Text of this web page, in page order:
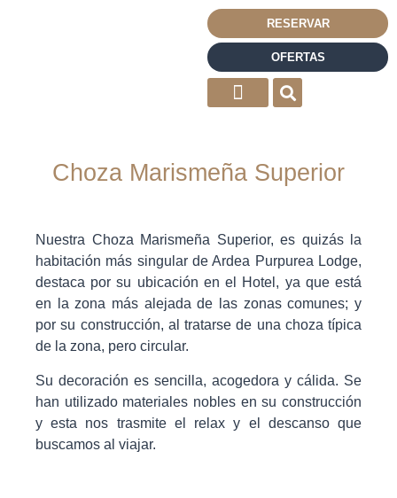
RESERVAR
OFERTAS
Choza Marismeña Superior
Nuestra Choza Marismeña Superior, es quizás la
habitación más singular de Ardea Purpurea Lodge,
destaca por su ubicación en el Hotel, ya que está
en la zona más alejada de las zonas comunes; y
por su construcción, al tratarse de una choza típica
de la zona, pero circular.
Su decoración es sencilla, acogedora y cálida. Se
han utilizado materiales nobles en su construcción
y esta nos trasmite el relax y el descanso que
buscamos al viajar.